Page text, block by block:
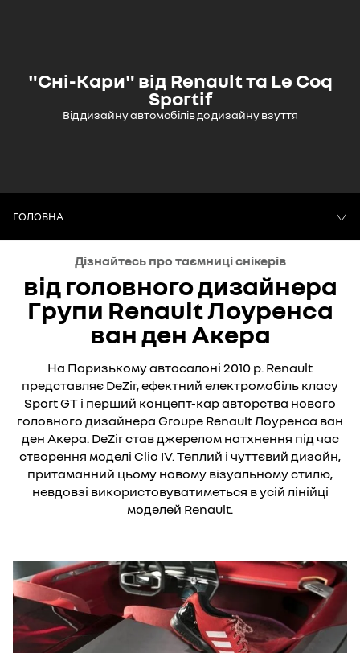
"Сні-Кари" від Renault та Le Coq
Sportif
Від дизайну автомобілів до дизайну взуття
ГОЛОВНА
Дізнайтесь про таємниці снікерів
від головного дизайнера
Групи Renault Лоуренса
ван ден Акера
На Паризькому автосалоні 2010 р. Renault
представляє DeZir, ефектний електромобіль класу
Sport GT і перший концепт-кар авторства нового
головного дизайнера Groupe Renault Лоуренса ван
ден Акера. DeZir став джерелом натхнення під час
створення моделі Clio IV. Теплий і чуттєвий дизайн,
притаманний цьому новому візуальному стилю,
невдовзі використовуватиметься в усій лінійці
моделей Renault.